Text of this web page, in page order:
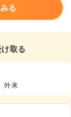
る
取る
外来